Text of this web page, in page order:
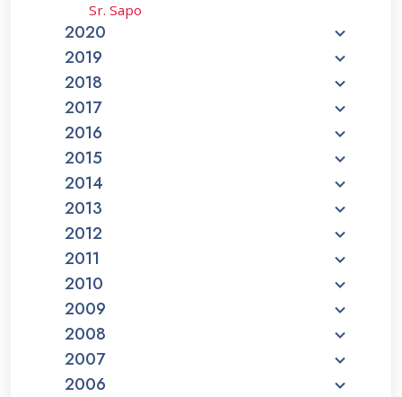
Sr. Sapo
2020
2019
2018
2017
2016
2015
2014
2013
2012
2011
2010
2009
2008
2007
2006